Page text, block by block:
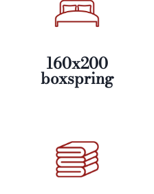
160x200
boxspring